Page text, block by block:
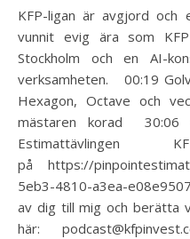
KFP-ligan är avgjord och en skicklig prognosmakare har
vunnit evig ära som
Stockholm och en AI-
verksamheten. 00:19
Hexagon, Octave och
mästaren korad 30:06
på https://
5eb3-4810-a3ea-
av dig till mig och berätta
här: